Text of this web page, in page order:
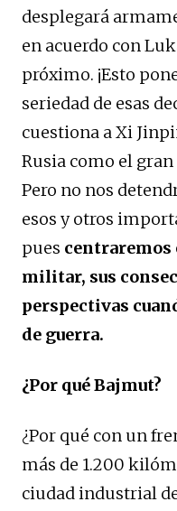
desplegará
en acuerdo con
próximo. ¡Esto
seriedad de esas
cuestiona a Xi
Rusia como el
Pero no nos
esos y otros
pues centraremos
militar, sus
perspectivas
de guerra.
¿Por qué Bajmut?
¿Por qué con un
más de 1.200
ciudad industrial